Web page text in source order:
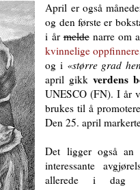
April er også
og den første er
i årmeldenarre om
kvinnelige oppfinnere
og i «større grad
april gikkverdens
UNESCO (FN). I år
brukes til å
Den 25. april
Det ligger også
interessante
allerede i dag